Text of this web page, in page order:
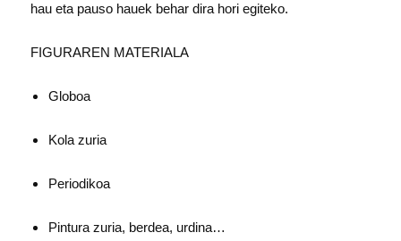
hau eta pauso hauek behar dira hori egiteko.
FIGURAREN MATERIALA
Globoa
Kola zuria
Periodikoa
Pintura zuria, berdea, urdina…